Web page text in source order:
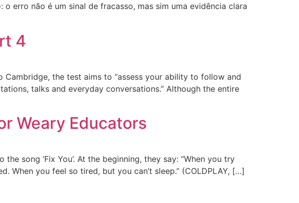
erro não é um sinal de fracasso, mas sim uma evidência clara
4
the test aims to “assess your ability to follow and
talks and everyday conversations.” Although the entire
Weary Educators
song ‘Fix You’. At the beginning, they say: “When you try
When you feel so tired, but you can’t sleep.” (COLDPLAY, […]